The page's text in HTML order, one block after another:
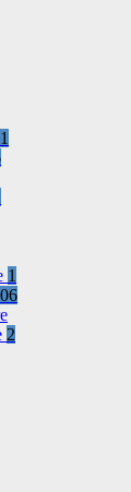
1
1
2